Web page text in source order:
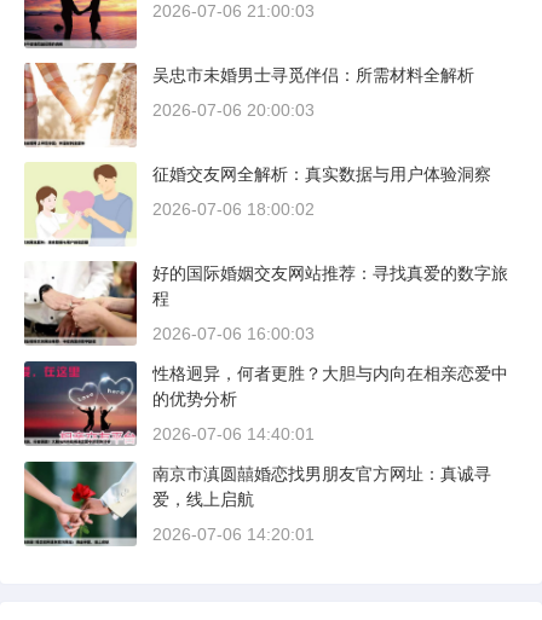
2026-07-06 21:00:03
吴忠市未婚男士寻觅伴侣：所需材料全解析
2026-07-06 20:00:03
征婚交友网全解析：真实数据与用户体验洞察
2026-07-06 18:00:02
好的国际婚姻交友网站推荐：寻找真爱的数字旅
程
2026-07-06 16:00:03
性格迥异，何者更胜？大胆与内向在相亲恋爱中
的优势分析
2026-07-06 14:40:01
南京市滇圆囍婚恋找男朋友官方网址：真诚寻
爱，线上启航
2026-07-06 14:20:01